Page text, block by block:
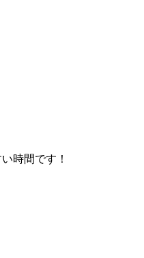
時間です！